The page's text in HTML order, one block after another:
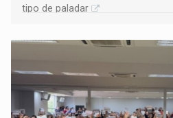
tipo de paladar